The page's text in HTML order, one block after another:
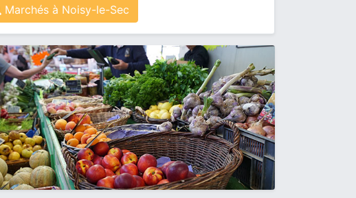
Marchés à Noisy-le-Sec